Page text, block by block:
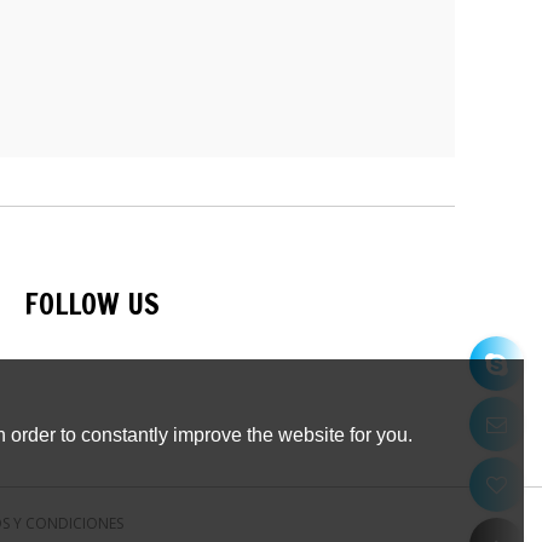
FOLLOW US
Y CONDICIONES
to constantly improve the website for you.